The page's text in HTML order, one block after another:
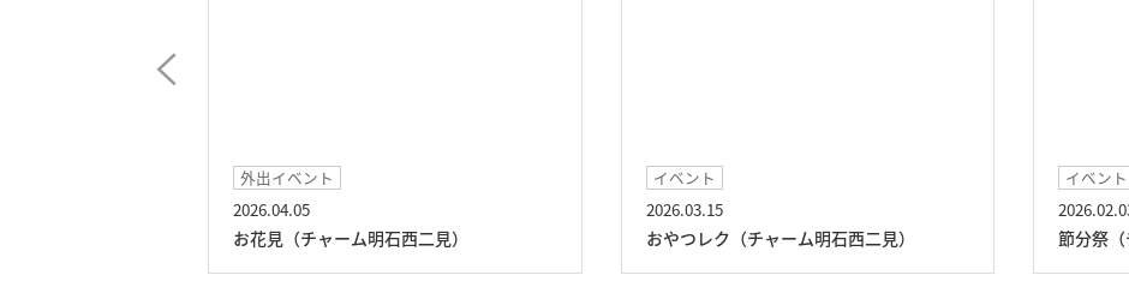
おやつレク（チャーム明石西二見）
節分祭（チャーム明石西二見）